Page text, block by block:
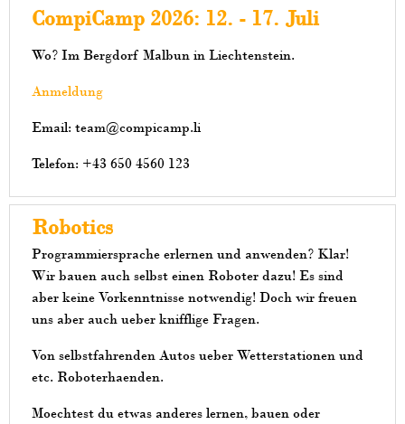
CompiCamp 2026: 12. - 17. Juli
Wo? Im Bergdorf Malbun in Liechtenstein.
Anmeldung
Email: team@compicamp.li
Telefon: +43 650 4560 123
Robotics
Programmiersprache erlernen und anwenden? Klar!
Wir bauen auch selbst einen Roboter dazu! Es sind
aber keine Vorkenntnisse notwendig! Doch wir freuen
uns aber auch ueber knifflige Fragen.
Von selbstfahrenden Autos ueber Wetterstationen und
etc. Roboterhaenden.
Moechtest du etwas anderes lernen, bauen oder